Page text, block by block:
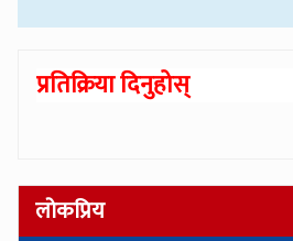
प्रतिक्रिया दिनुहोस्
लोकप्रिय